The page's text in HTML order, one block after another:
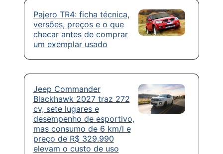
Pajero TR4: ficha técnica,
versões, preços e o que
checar antes de comprar
um exemplar usado
Jeep Commander
Blackhawk 2027 traz 272
cv, sete lugares e
desempenho de esportivo,
mas consumo de 6 km/l e
preço de R$ 329.990
elevam o custo de uso